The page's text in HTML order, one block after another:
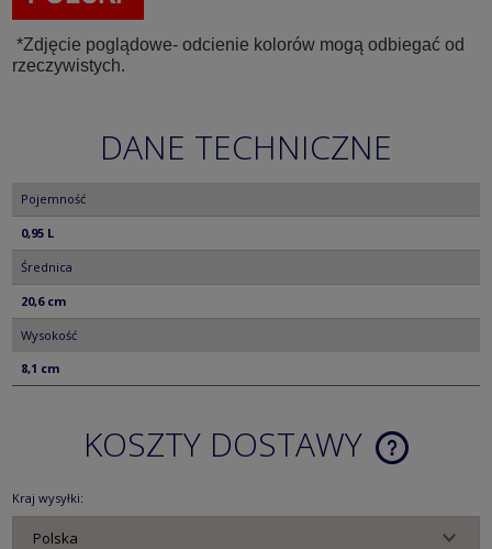
*Zdjęcie poglądowe- odcienie kolorów mogą odbiegać od
rzeczywistych.
DANE TECHNICZNE
Pojemność
0,95 L
Średnica
20,6 cm
Wysokość
8,1 cm
KOSZTY DOSTAWY
CENA NIE
Kraj wysyłki: